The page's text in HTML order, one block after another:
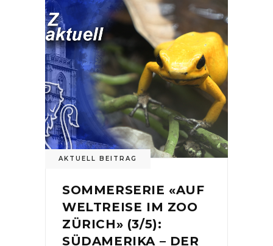
AKTUELL BEITRAG
SOMMERSERIE «AUF
WELTREISE IM ZOO
ZÜRICH» (3/5):
SÜDAMERIKA – DER